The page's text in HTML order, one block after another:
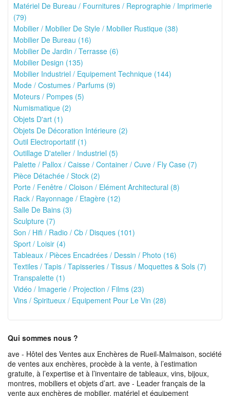
Matériel De Bureau / Fournitures / Reprographie / Imprimerie
(79)
Mobilier / Mobilier De Style / Mobilier Rustique (38)
Mobilier De Bureau (16)
Mobilier De Jardin / Terrasse (6)
Mobilier Design (135)
Mobilier Industriel / Equipement Technique (144)
Mode / Costumes / Parfums (9)
Moteurs / Pompes (5)
Numismatique (2)
Objets D'art (1)
Objets De Décoration Intérieure (2)
Outil Electroportatif (1)
Outillage D'atelier / Industriel (5)
Palette / Pallox / Caisse / Container / Cuve / Fly Case (7)
Pièce Détachée / Stock (2)
Porte / Fenêtre / Cloison / Elément Architectural (8)
Rack / Rayonnage / Etagère (12)
Salle De Bains (3)
Sculpture (7)
Son / Hifi / Radio / Cb / Disques (101)
Sport / Loisir (4)
Tableaux / Pièces Encadrées / Dessin / Photo (16)
Textiles / Tapis / Tapisseries / Tissus / Moquettes & Sols (7)
Transpalette (1)
Vidéo / Imagerie / Projection / Films (23)
Vins / Spiritueux / Equipement Pour Le Vin (28)
Qui sommes nous ?
ave - Hôtel des Ventes aux Enchères de Rueil-Malmaison, société
de ventes aux enchères, procède à la vente, à l’estimation
gratuite, à l’expertise et à l’inventaire de tableaux, vins, bijoux,
montres, mobiliers et objets d’art. ave - Leader français de la
vente aux enchères de mobilier, matériel et équipement